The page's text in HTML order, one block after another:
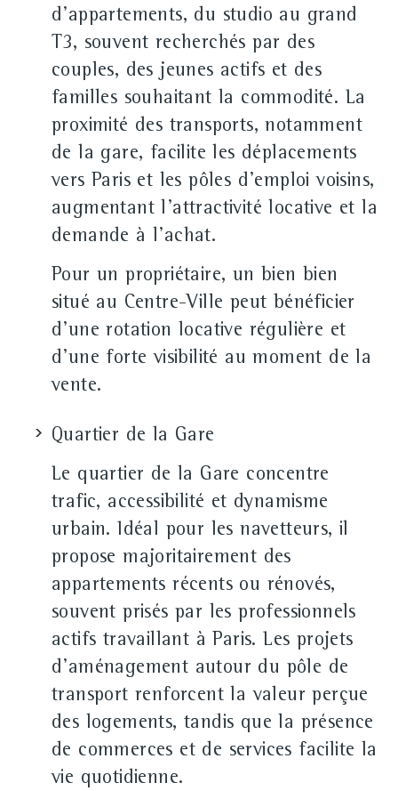
d'appartements, du studio au grand
T3, souvent recherchés par des
couples, des jeunes actifs et des
familles souhaitant la commodité. La
proximité des transports, notamment
de la gare, facilite les déplacements
vers Paris et les pôles d'emploi voisins,
augmentant l'attractivité locative et la
demande à l'achat.
Pour un propriétaire, un bien bien
situé au Centre-Ville peut bénéficier
d'une rotation locative régulière et
d'une forte visibilité au moment de la
vente.
Quartier de la Gare
Le quartier de la Gare concentre
trafic, accessibilité et dynamisme
urbain. Idéal pour les navetteurs, il
propose majoritairement des
appartements récents ou rénovés,
souvent prisés par les professionnels
actifs travaillant à Paris. Les projets
d'aménagement autour du pôle de
transport renforcent la valeur perçue
des logements, tandis que la présence
de commerces et de services facilite la
vie quotidienne.